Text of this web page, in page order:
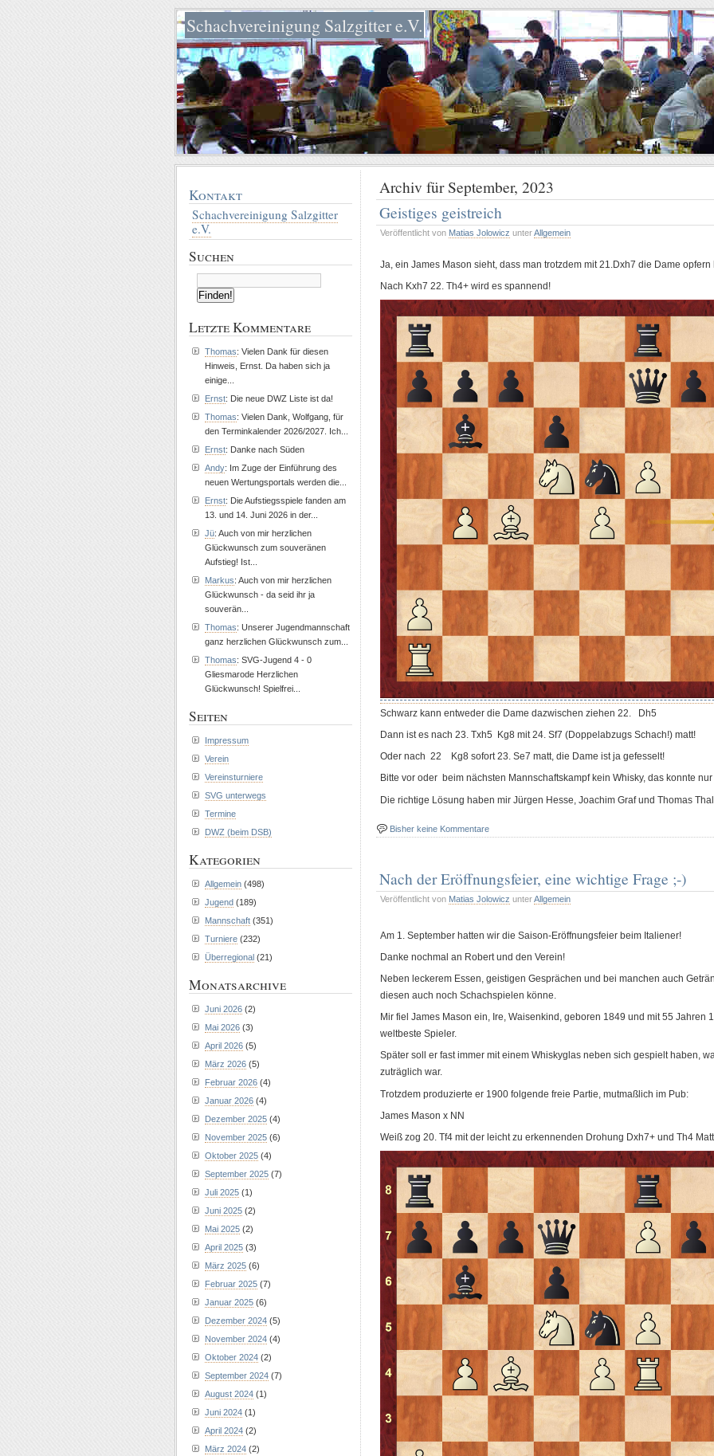
Schachvereinigung Salzgitter e.V.
Archiv für September, 2023
Geistiges geistreich
Veröffentlicht von Matias Jolowicz unterAllgemein
Ja, ein James Mason sieht, dass man trotzdem mit 21.Dxh7 die Dame opfern
Nach Kxh7 22. Th4+ wird es spannend!
Schwarz kann entweder die Dame dazwischen ziehen 22. Dh5
Dann ist es nach 23. Txh5 Kg8 mit 24. Sf7 (Doppelabzugs Schach!) matt!
Oder nach 22 Kg8 sofort 23. Se7 matt, die Dame ist ja gefesselt!
Bitte vor oder beim nächsten Mannschaftskampf kein Whisky, das konnte
Die richtige Lösung haben mir Jürgen Hesse, Joachim Graf und Thomas
Bisher keine Kommentare
Nach der Eröffnungsfeier, eine wichtige Frage ;-)
Veröffentlicht von Matias Jolowicz unterAllgemein
Am 1. September hatten wir die Saison-Eröffnungsfeier beim Italiener!
Danke nochmal an Robert und den Verein!
Neben leckerem Essen, geistigen Gesprächen und bei manchen auch
diesen auch noch Schachspielen könne.
Mir fiel James Mason ein, Ire, Waisenkind, geboren 1849 und mit 55 Jahren
weltbeste Spieler.
Später soll er fast immer mit einem Whiskyglas neben sich gespielt haben,
zuträglich war.
Trotzdem produzierte er 1900 folgende freie Partie, mutmaßlich im Pub:
James Mason x NN
Weiß zog 20. Tf4 mit der leicht zu erkennenden Drohung Dxh7+ und Th4
Kontakt
Schachvereinigung Salzgitter
e.V.
Suchen
Letzte Kommentare
Thomas: Vielen Dank für diesen
Hinweis, Ernst. Da haben sich ja
einige...
Ernst: Die neue DWZ Liste ist da!
Thomas: Vielen Dank, Wolfgang, für
den Terminkalender 2026/2027. Ich...
Ernst: Danke nach Süden
Andy: Im Zuge der Einführung des
neuen Wertungsportals werden die...
Ernst: Die Aufstiegsspiele fanden am
13. und 14. Juni 2026 in der...
Jü: Auch von mir herzlichen
Glückwunsch zum souveränen
Aufstieg! Ist...
Markus: Auch von mir herzlichen
Glückwunsch - da seid ihr ja
souverän...
Thomas: Unserer Jugendmannschaft
ganz herzlichen Glückwunsch zum...
Thomas: SVG-Jugend 4 - 0
Gliesmarode Herzlichen
Glückwunsch! Spielfrei...
Seiten
Impressum
Verein
Vereinsturniere
SVG unterwegs
Termine
DWZ (beim DSB)
Kategorien
Allgemein (498)
Jugend (189)
Mannschaft (351)
Turniere (232)
Überregional (21)
Monatsarchive
Juni 2026 (2)
Mai 2026 (3)
April 2026 (5)
März 2026 (5)
Februar 2026 (4)
Januar 2026 (4)
Dezember 2025 (4)
November 2025 (6)
Oktober 2025 (4)
September 2025 (7)
Juli 2025 (1)
Juni 2025 (2)
Mai 2025 (2)
April 2025 (3)
März 2025 (6)
Februar 2025 (7)
Januar 2025 (6)
Dezember 2024 (5)
November 2024 (4)
Oktober 2024 (2)
September 2024 (7)
August 2024 (1)
Juni 2024 (1)
April 2024 (2)
März 2024 (2)